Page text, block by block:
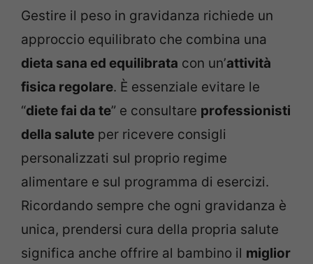
Gestire il peso in gravidanza richiede un
approccio equilibrato che combina una
dieta sana ed equilibrata con un’attività
fisica regolare. È essenziale evitare le
“diete fai da te” e consultare professionisti
della salute per ricevere consigli
personalizzati sul proprio regime
alimentare e sul programma di esercizi.
Ricordando sempre che ogni gravidanza è
unica, prendersi cura della propria salute
significa anche offrire al bambino il miglior